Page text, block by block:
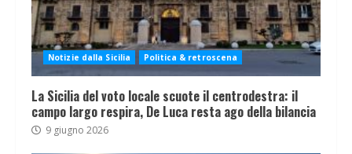
Notizie dalla Sicilia Politica & retroscena
La Sicilia del voto locale scuote il centrodestra: il
campo largo respira, De Luca resta ago della bilancia
9 giugno 2026